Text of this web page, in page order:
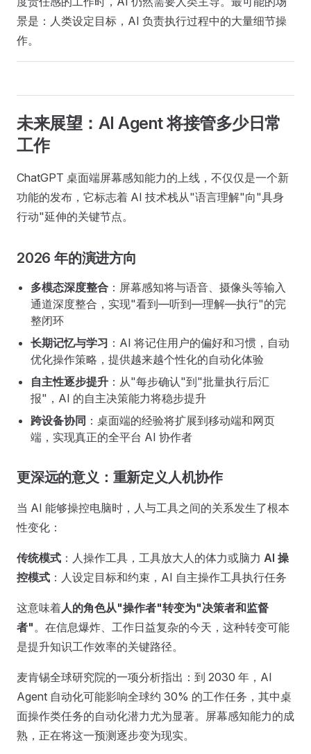
景是：人类设定目标，AI 负责执行过程中的大量细节操
作。
未来展望：AI Agent 将接管多少日常
工作
ChatGPT 桌面端屏幕感知能力的上线，不仅仅是一个新
功能的发布，它标志着 AI 技术栈从"语言理解"向"具身
行动"延伸的关键节点。
2026 年的演进方向
多模态深度整合 ：屏幕感知将与语音、摄像头等输入
通道深度整合，实现"看到—听到—理解—执行"的完
整闭环
长期记忆与学习 ：AI 将记住用户的偏好和习惯，自动
优化操作策略，提供越来越个性化的自动化体验
自主性逐步提升 ：从"每步确认"到"批量执行后汇
报"，AI 的自主决策能力将稳步提升
跨设备协同 ：桌面端的经验将扩展到移动端和网页
端，实现真正的全平台 AI 协作者
更深远的意义：重新定义人机协作
当 AI 能够操控电脑时，人与工具之间的关系发生了根本
性变化：
传统模式 ：人操作工具，工具放大人的体力或脑力 AI 操
控模式 ：人设定目标和约束，AI 自主操作工具执行任务
这意味着人的角色从"操作者"转变为"决策者和监督
者"。在信息爆炸、工作日益复杂的今天，这种转变可能
是提升知识工作效率的关键路径。
麦肯锡全球研究院的一项分析指出：到 2030 年，AI
Agent 自动化可能影响全球约 30% 的工作任务，其中桌
面操作类任务的自动化潜力尤为显著。屏幕感知能力的成
熟，正在将这一预测逐步变为现实。